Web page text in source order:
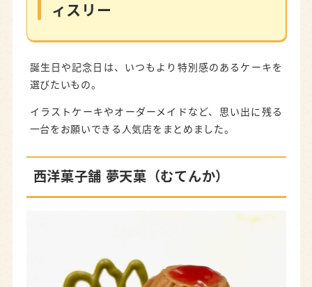
ィスリー
誕生日や記念日は、いつもより特別感のあるケーキを
選びたいもの。
イラストケーキやオーダーメイドなど、思い出に残る
一台をお願いできる人気店をまとめました。
西洋菓子舗 夢天菓（むてんか）